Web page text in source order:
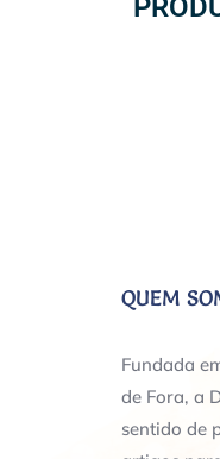
QUEM
Fundada
de Fora, a
sentido de